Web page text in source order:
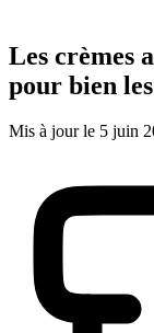
Les crèmes
pour bien
Mis à jour le 5 juin